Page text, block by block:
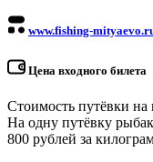
www.fishing-
Цена входного билета
Стоимость путёвки на
На одну путёвку
800 рублей за